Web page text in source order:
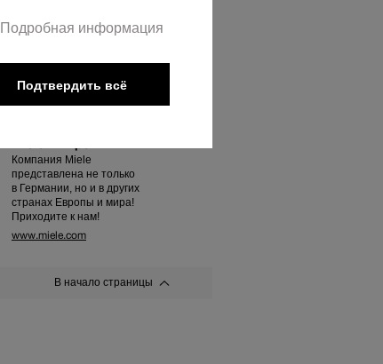
Компания Miele
представлена не только
в Германии, но и в других
странах Европы и мира!
Приходите к нам!
www.miele.com
В начало страницы
Подробная информация
Подтвердить всё